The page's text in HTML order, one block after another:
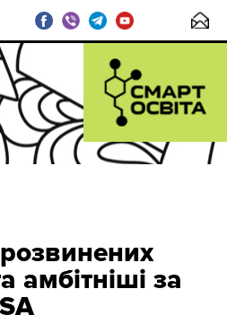
амбітніші за